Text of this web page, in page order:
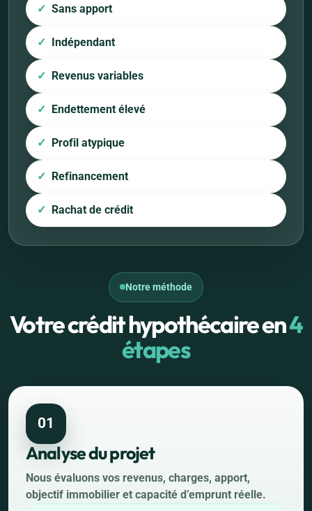
Sans apport
Indépendant
Revenus variables
Endettement élevé
Profil atypique
Refinancement
Rachat de crédit
Notre méthode
Votre crédit hypothécaire en4
étapes
01
Analyse du projet
Nous évaluons vos revenus, charges, apport,
objectif immobilier et capacité d’emprunt réelle.